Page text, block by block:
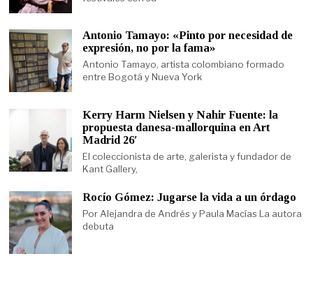
Antonio Tamayo: «Pinto por necesidad de
expresión, no por la fama»
Antonio Tamayo, artista colombiano formado
entre Bogotá y Nueva York
Kerry Harm Nielsen y Nahir Fuente: la
propuesta danesa-mallorquina en Art
Madrid 26′
El coleccionista de arte, galerista y fundador de
Kant Gallery,
Rocío Gómez: Jugarse la vida a un órdago
Por Alejandra de Andrés y Paula Macías La autora
debuta